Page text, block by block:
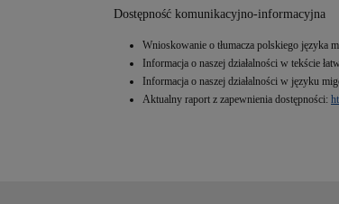
Dostępność komunikacyjno-informacyjna
Wnioskowanie o tłumacza polskiego języka
Informacja o naszej działalności w tekście
Informacja o naszej działalności w języku
Aktualny raport z zapewnienia dostępności: